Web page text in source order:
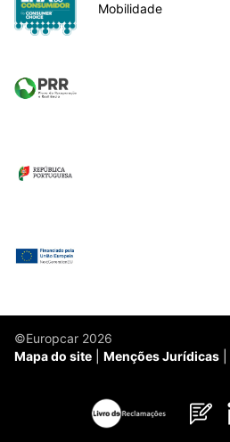
Mobilidade
©Europcar 2026
Mapa do site
Menções Jurídicas